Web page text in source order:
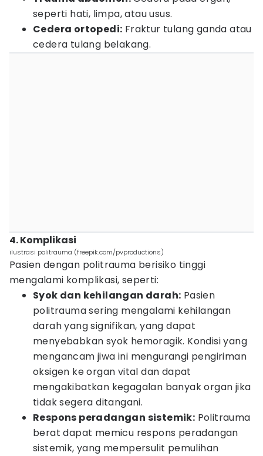
seperti hati, limpa, atau usus.
Cedera ortopedi: Fraktur tulang ganda atau
cedera tulang belakang.
4. Komplikasi
ilustrasi politrauma (freepik.com/pvproductions)
Pasien dengan politrauma berisiko tinggi
mengalami komplikasi, seperti:
Syok dan kehilangan darah: Pasien
politrauma sering mengalami kehilangan
darah yang signifikan, yang dapat
menyebabkan syok hemoragik. Kondisi yang
mengancam jiwa ini mengurangi pengiriman
oksigen ke organ vital dan dapat
mengakibatkan kegagalan banyak organ jika
tidak segera ditangani.
Respons peradangan sistemik: Politrauma
berat dapat memicu respons peradangan
sistemik, yang mempersulit pemulihan